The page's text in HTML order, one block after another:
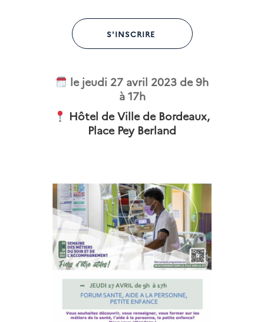
S'INSCRIRE
le jeudi 27 avril 2023 de 9h
à 17h
Hôtel de Ville de Bordeaux,
Place Pey Berland